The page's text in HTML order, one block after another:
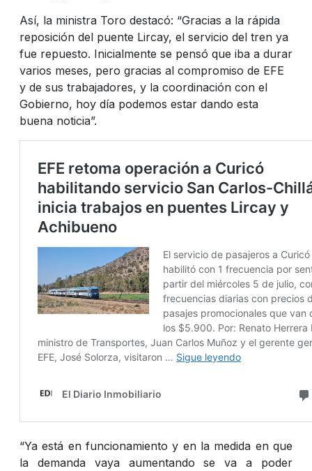
Así, la ministra Toro destacó: “Gracias a la rápida
reposición del puente Lircay, el servicio del tren ya
fue repuesto. Inicialmente se pensó que iba a durar
varios meses, pero gracias al compromiso de EFE
y de sus trabajadores, y la coordinación con el
Gobierno, hoy día podemos estar dando esta
buena noticia”.
“Ya está en funcionamiento y en la medida en que
la demanda vaya aumentando se va a poder